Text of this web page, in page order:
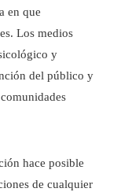
en que
Los medios
y
del público y
hace posible
de cualquier